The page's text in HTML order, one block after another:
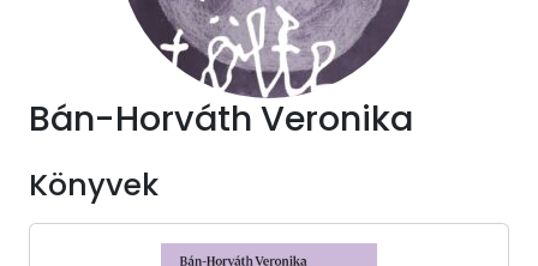
Bán-Horváth Veronika
Könyvek